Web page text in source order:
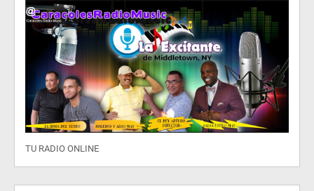
TU RADIO ONLINE